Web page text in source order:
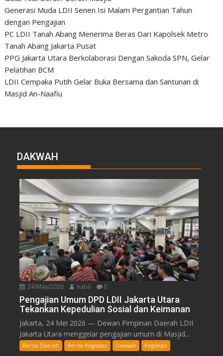
Generasi Muda LDII Senen Isi Malam Pergantian Tahun
dengan Pengajian
PC LDII Tanah Abang Menerima Beras Dari Kapolsek Metro
Tanah Abang Jakarta Pusat
PPG Jakarta Utara Berkolaborasi Dengan Sakoda SPN, Gelar
Pelatihan BCM
LDII Cempaka Putih Gelar Buka Bersama dan Santunan di
Masjid An-Naafiu
DAKWAH
24/May/2026 nabil 0
Pengajian Umum DPD LDII Jakarta Utara
Tekankan Kepedulian Sosial dan Keimanan
Jakarta, 24 Mei 2026 — Dewan Pimpinan Daerah LDII
Jakarta Utara menggelar pengajian umum di Masjid...
Berita Daerah Berita Kegiatan Dakwah Kegiatan